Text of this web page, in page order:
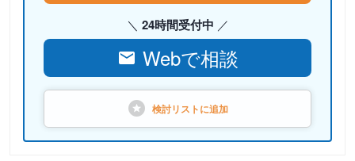
24時間受付中
Webで相談
検討リストに追加